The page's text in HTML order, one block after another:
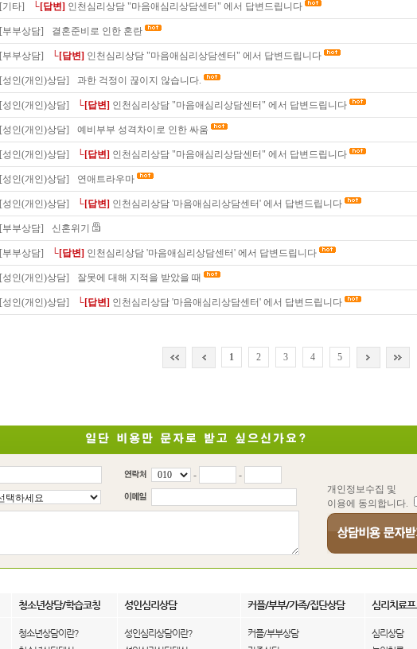
[기타] └[답변] 인천심리상담 "마음애심리상담센터" 에서 답변드립니다
[부부상담] 결혼준비로 인한 혼란
[부부상담] └[답변] 인천심리상담 "마음애심리상담센터" 에서 답변드립니다
[성인(개인)상담] 과한 걱정이 끊이지 않습니다.
[성인(개인)상담] └[답변] 인천심리상담 "마음애심리상담센터" 에서 답변드립니다
[성인(개인)상담] 예비부부 성격차이로 인한 싸움
[성인(개인)상담] └[답변] 인천심리상담 "마음애심리상담센터" 에서 답변드립니다
[성인(개인)상담] 연애트라우마
[성인(개인)상담] └[답변] 인천심리상담 '마음애심리상담센터' 에서 답변드립니다
[부부상담] 신혼위기
[부부상담] └[답변] 인천심리상담 '마음애심리상담센터' 에서 답변드립니다
[성인(개인)상담] 잘못에 대해 지적을 받았을 때
[성인(개인)상담] └[답변] 인천심리상담 '마음애심리상담센터' 에서 답변드립니다
1 2 3 4 5
-
-
개인정보수집 및
이용에 동의합니다.
청소년상담/학습코칭 성인심리상담 커플/부부/가족/집단상담 심리치료
청소년상담이란?
성인심리상담이란?
커플/부부상담
심리상담